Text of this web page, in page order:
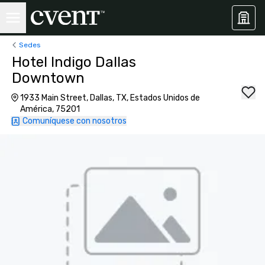
Sedes
Hotel Indigo Dallas
Downtown
1933 Main Street, Dallas, TX, Estados Unidos de
América, 75201
Comuníquese con nosotros